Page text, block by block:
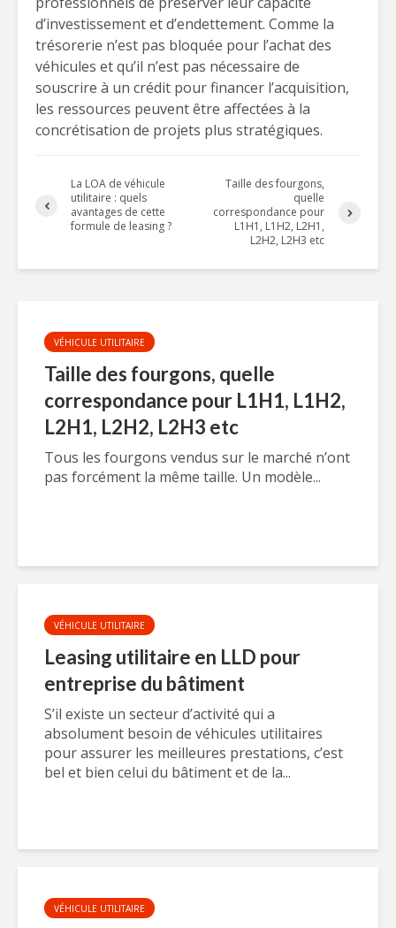
d’investissement et d’endettement. Comme la
trésorerie n’est pas bloquée pour l’achat des
véhicules et qu’il n’est pas nécessaire de
souscrire à un crédit pour financer l’acquisition,
les ressources peuvent être affectées à la
concrétisation de projets plus stratégiques.
La LOA de véhicule
utilitaire : quels
avantages de cette
formule de leasing ?
Taille des fourgons,
quelle
correspondance pour
L1H1, L1H2, L2H1,
L2H2, L2H3 etc
VÉHICULE UTILITAIRE
Taille des fourgons, quelle
correspondance pour L1H1, L1H2,
L2H1, L2H2, L2H3 etc
Tous les fourgons vendus sur le marché n’ont
pas forcément la même taille. Un modèle...
VÉHICULE UTILITAIRE
Leasing utilitaire en LLD pour
entreprise du bâtiment
S’il existe un secteur d’activité qui a
absolument besoin de véhicules utilitaires
pour assurer les meilleures prestations, c’est
bel et bien celui du bâtiment et de la...
VÉHICULE UTILITAIRE